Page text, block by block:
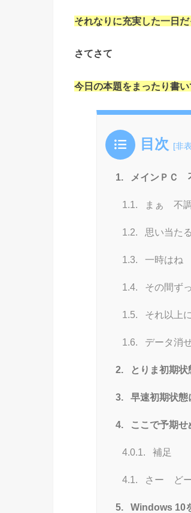
それなりに充実した一日だ
さてさて
今日の本題をまったり書
目次 [非
1. メインＰＣ
1.1. まぁ 不
1.2. 思い当た
1.3. 一時はね
1.4. その間ず
1.5. それ以上
1.6. データ消
2. とりま初期状
3. 早速初期状態
4. ここで予期せ
4.0.1. 補足
4.1. さー どー
5. Windows 10